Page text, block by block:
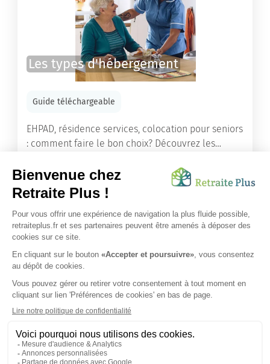
Les types d'hébergement
Guide téléchargeable
EHPAD, résidence services, colocation pour seniors
: comment faire le bon choix? Découvrez les
ainés.
Lire l'article
Vous avez besoin d’une aide de nos équipes ?
Obtenir les tarifs & disponibilités
SUIVEZ-NOUS SUR :
Protection données personnelles